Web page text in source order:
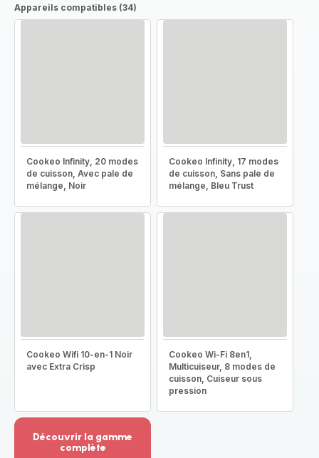
Appareils compatibles (34)
Cookeo Infinity, 20 modes
de cuisson, Avec pale de
mélange, Noir
Cookeo Infinity, 17 modes
de cuisson, Sans pale de
mélange, Bleu Trust
Cookeo Wifi 10-en-1 Noir
avec Extra Crisp
Cookeo Wi-Fi 8en1,
Multicuiseur, 8 modes de
cuisson, Cuiseur sous
pression
Découvrir la gamme
complète